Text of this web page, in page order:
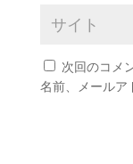
次回のコメ
名前、メールア